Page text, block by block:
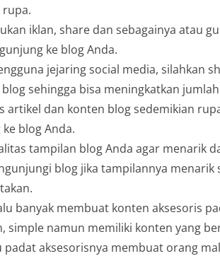
rupa.
iklan, share dan sebagainya atau
ke blog Anda.
jejaring social media, silahkan
sehingga bisa meningkatkan
artikel dan konten blog sedemikian
blog Anda.
tampilan blog Anda agar menarik
blog jika tampilannya
banyak membuat konten aksesoris
simple namun memiliki konten yang
padat aksesorisnya membuat orang